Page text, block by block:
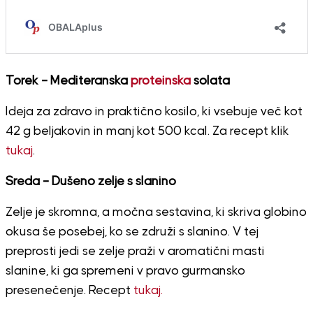
Torek – Mediteranska proteinskasolata
Ideja za zdravo in praktično kosilo, ki vsebuje več kot
42 g beljakovin in manj kot 500 kcal. Za recept klik
tukaj.
Sreda – Dušeno zelje s slanino
Zelje je skromna, a močna sestavina, ki skriva globino
okusa še posebej, ko se združi s slanino. V tej
preprosti jedi se zelje praži v aromatični masti
slanine, ki ga spremeni v pravo gurmansko
presenečenje. Recept tukaj.